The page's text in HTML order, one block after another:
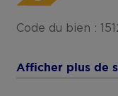
Code du bien :
Afficher plus de